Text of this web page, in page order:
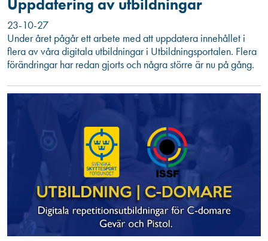
Uppdatering av utbildningar
23-10-27
Under året pågår ett arbete med att uppdatera innehållet i
flera av våra digitala utbildningar i Utbildningsportalen. Flera
förändringar har redan gjorts och några större är nu på gång.